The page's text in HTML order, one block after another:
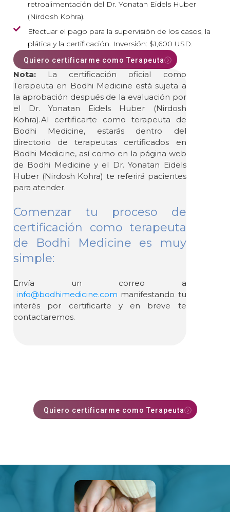
retroalimentación del Dr. Yonatan Eidels Huber
(Nirdosh Kohra).
Efectuar el pago para la supervisión de los casos, la
plática y la certificación. Inversión: $1,600 USD.
Quiero certificarme como Terapeuta
Nota: La certificación oficial como
Terapeuta en Bodhi Medicine está sujeta a
la aprobación después de la evaluación por
el Dr. Yonatan Eidels Huber (Nirdosh
Kohra).Al certificarte como terapeuta de
Bodhi Medicine, estarás dentro del
directorio de terapeutas certificados en
Bodhi Medicine, así como en la página web
de Bodhi Medicine y el Dr. Yonatan Eidels
Huber (Nirdosh Kohra) te referirá pacientes
para atender.
Comenzar tu proceso de
certificación como terapeuta
de Bodhi Medicine es muy
simple:
Envía un correo a
info@bodhimedicine.com manifestando tu
interés por certificarte y en breve te
contactaremos.
Quiero certificarme como Terapeuta